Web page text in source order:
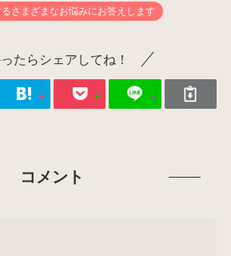
さまざまなお悩みにお答えします
たらシェアしてね！
コメント